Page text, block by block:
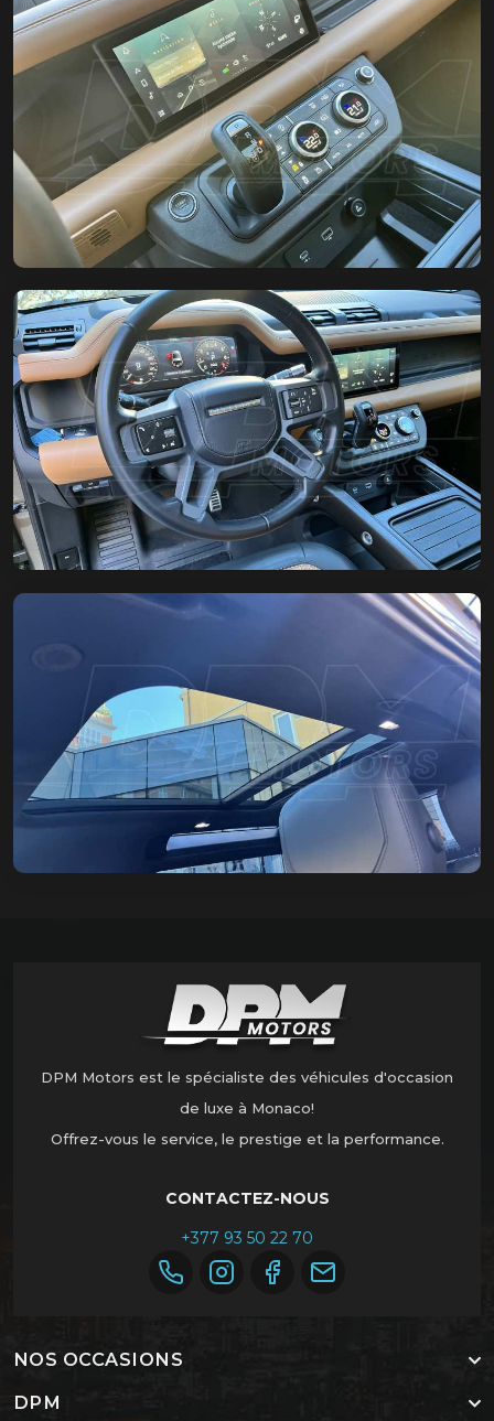
DPM Motors est le spécialiste des véhicules d'occasion
de luxe à Monaco!
Offrez-vous le service, le prestige et la performance.
CONTACTEZ-NOUS
+377 93 50 22 70
NOS OCCASIONS
DPM